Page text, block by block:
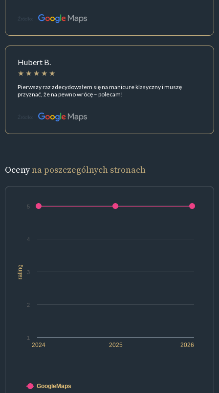
Źródło:
Hubert B.
Pierwszy raz zdecydowałem się na manicure klasyczny i muszę
przyznać, że na pewno wrócę – polecam!
Źródło:
Ocenyna poszczególnych stronach
rating
2024 2025 2026
1
2
3
4
5
GoogleMaps